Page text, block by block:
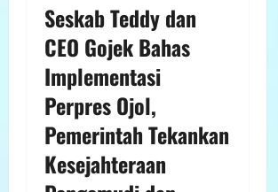
Seskab Teddy dan
CEO Gojek Bahas
Implementasi
Perpres Ojol,
Pemerintah Tekankan
Kesejahteraan